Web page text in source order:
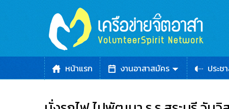
หน้าแรก งานอาสาสมัคร ประช